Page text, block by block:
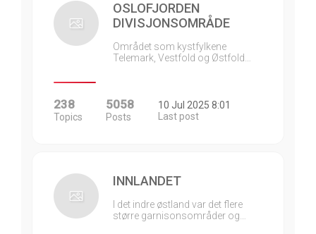
OSLOFJORDEN
DIVISJONSOMRÅDE
Området som kystfylkene
Telemark, Vestfold og Østfold…
238
Topics
5058
Posts
10 Jul 2025 8:01
Last post
INNLANDET
I det indre østland var det flere
større garnisonsområder og…